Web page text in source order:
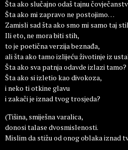
Šta ako slučajno odaš tajnu
Šta ako mi zapravo ne postojimo…
Zamisli sad šta ako smo mi samo taj
Ili eto, ne mora biti stih,
to je poetična verzija beznađa,
ali šta ako tamo izlijeću životinje iz
Šta ako sva patnja odavde izlazi tamo?
Šta ako si izletio kao divokoza,
i neko ti otkine glavu
i zakači je iznad tvog trosjeda?
(Tišina, smiješna varalica,
donosi talase dvosmislenosti.
Mislim da stižu od onog oblaka iznad